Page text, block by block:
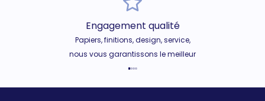
Engagement qualité
Papiers, finitions, design, service,
nous vous garantissons le meilleur